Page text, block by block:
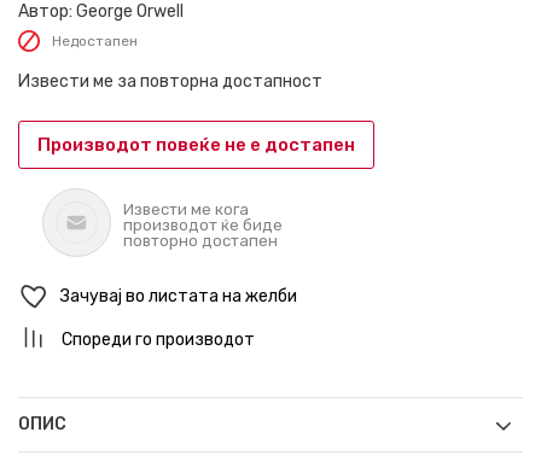
Автор: George Orwell
Недостапен
Извести ме за повторна достапност
Производот повеќе не е достапен
Извести ме кога
производот ќе биде
повторно достапен
Зачувај во листата на желби
Спореди го производот
ОПИС